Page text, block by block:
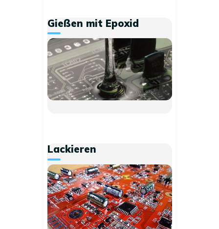
Gießen mit Epoxid
Lackieren